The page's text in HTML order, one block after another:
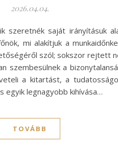
2026.04.04.
szeretnék saját irányításuk
mi alakítjuk a
szól; sokszor rejtett
szembesülnek a
a kitartást, a
egyik legnagyobb kihívása…
TOVÁBB